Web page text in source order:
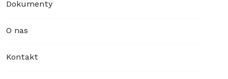
Dokumenty
O nas
Kontakt